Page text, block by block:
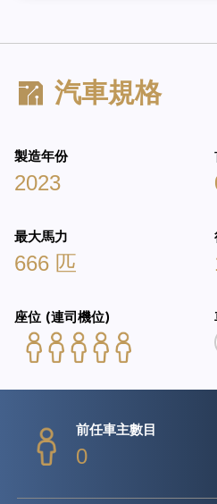
汽車規格
製造年份
2023
最大馬力
666 匹
座位 (連司機位)
前任車主數目
0